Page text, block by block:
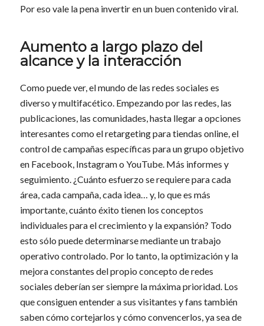
Por eso vale la pena invertir en un buen contenido viral.
Aumento a largo plazo del
alcance y la interacción
Como puede ver, el mundo de las redes sociales es
diverso y multifacético. Empezando por las redes, las
publicaciones, las comunidades, hasta llegar a opciones
interesantes como el retargeting para tiendas online, el
control de campañas específicas para un grupo objetivo
en Facebook, Instagram o YouTube. Más informes y
seguimiento. ¿Cuánto esfuerzo se requiere para cada
área, cada campaña, cada idea… y, lo que es más
importante, cuánto éxito tienen los conceptos
individuales para el crecimiento y la expansión? Todo
esto sólo puede determinarse mediante un trabajo
operativo controlado. Por lo tanto, la optimización y la
mejora constantes del propio concepto de redes
sociales deberían ser siempre la máxima prioridad. Los
que consiguen entender a sus visitantes y fans también
saben cómo cortejarlos y cómo convencerlos, ya sea de